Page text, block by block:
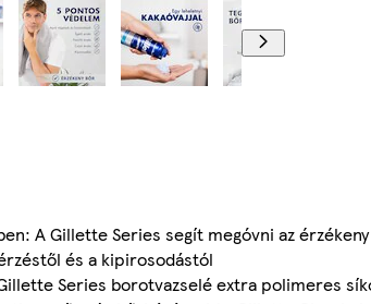
A Gillette Series segít megóvni az
és a kipirosodástól
Series borotvazselé extra polimeres